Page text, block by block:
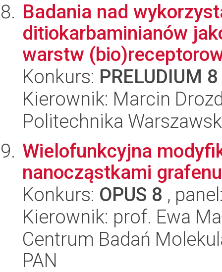
Badania nad
ditiokarbaminianów
warstw
Konkurs: PRELUDIUM 8
Kierownik: Marcin
Politechnika
Wielofunkcyjna
nanocząstkami grafenu
Konkurs: OPUS 8 ,
Kierownik: prof. Ewa
Centrum Badań
PAN